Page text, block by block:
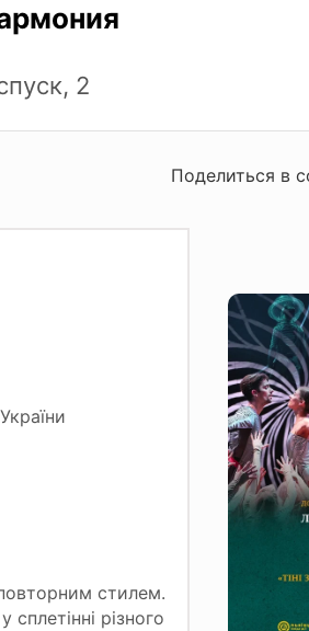
2
Поделиться в
стилем.
сплетінні різного